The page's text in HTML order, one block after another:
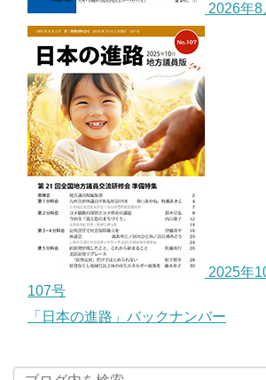
2026年8
2025年
107号
「日本の進路」バックナンバー